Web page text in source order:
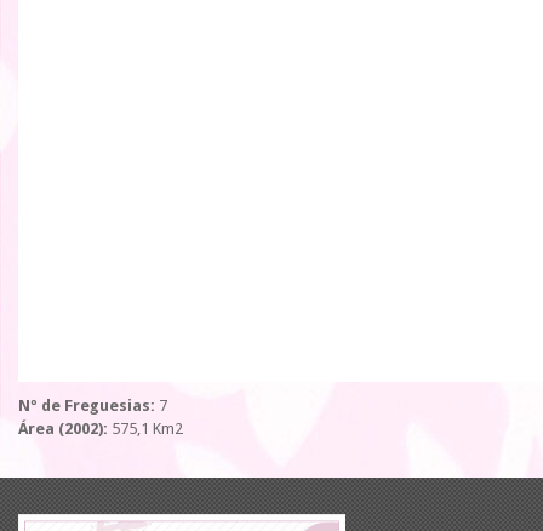
Nº de Freguesias: 7
Área (2002): 575,1 Km2